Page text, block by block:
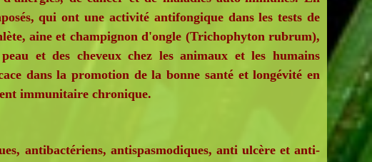
qui ont une activité antifongique dans les tests de
aine et champignon d'ongle (Trichophyton rubrum),
et des cheveux chez les animaux et les humains
dans la promotion de la bonne santé et longévité en
immunitaire chronique.
antibactériens, antispasmodiques, anti ulcère et anti-